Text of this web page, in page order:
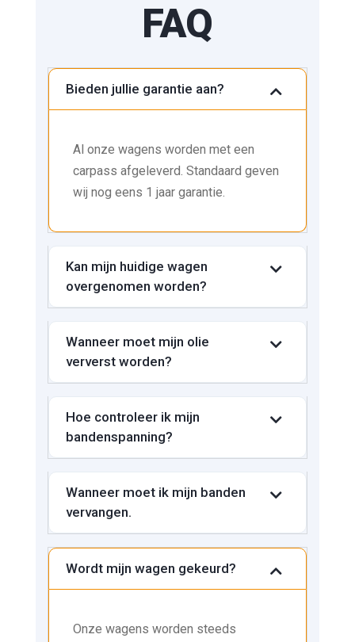
FAQ
Bieden jullie garantie aan?
Al onze wagens worden met een
carpass afgeleverd. Standaard geven
wij nog eens 1 jaar garantie.
Kan mijn huidige wagen
overgenomen worden?
Wanneer moet mijn olie
ververst worden?
Hoe controleer ik mijn
bandenspanning?
Wanneer moet ik mijn banden
vervangen.
Wordt mijn wagen gekeurd?
Onze wagens worden steeds